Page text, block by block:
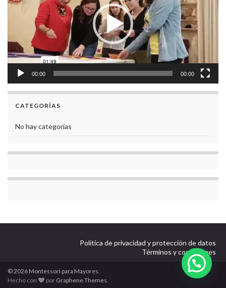
00:00 00:00
CATEGORÍAS
No hay categorías
Política de privacidad y protección de datos
Términos y condiciones
© 2026 Montessori para Mayores.
Hecho con
por Graphene Themes